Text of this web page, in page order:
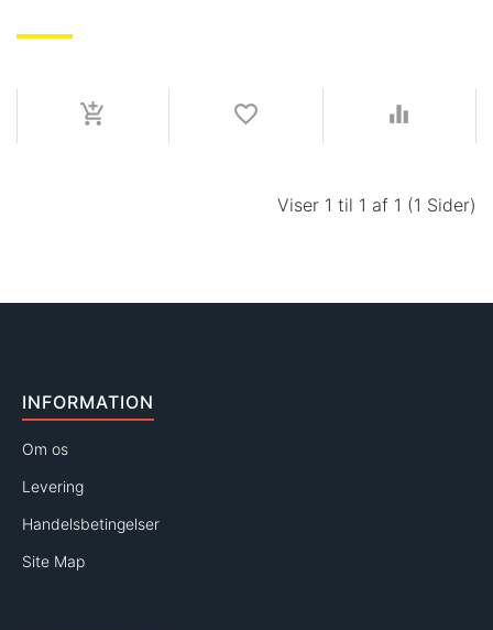
Viser 1 til 1 af 1 (1 Sider)
INFORMATION
Om os
Levering
Handelsbetingelser
Site Map